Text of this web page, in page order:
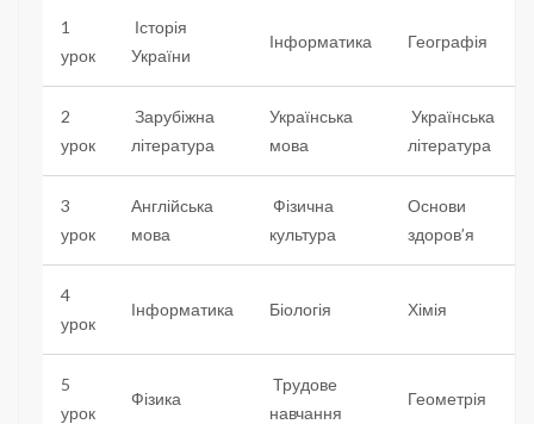
1
урок
Історія
України
Інформатика Географія
2
урок
Зарубіжна
література
Українська
мова
Українська
література
3
урок
Англійська
мова
Фізична
культура
Основи
здоров’я
4
урок
Інформатика Біологія Хімія
5
урок
Фізика
Трудове
навчання
Геометрія